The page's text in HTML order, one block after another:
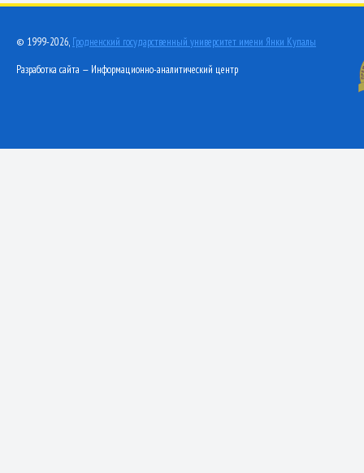
© 1999-2026, Гродненский государственный университет имени Янки Купалы
Разработка сайта — Информационно-аналитический центр